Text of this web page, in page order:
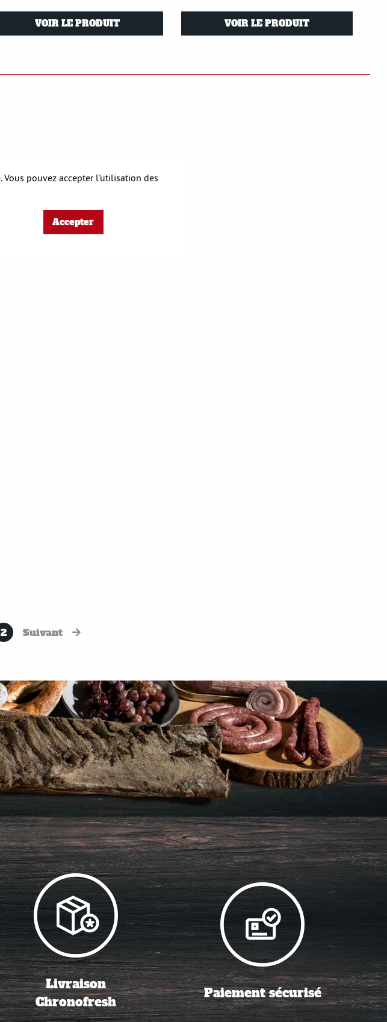
VOIR LE PRODUIT VOIR LE PRODUIT
2 Suivant
Livraison
Chronofresh
Paiement sécurisé
Vous pouvez accepter l'utilisation des
Accepter